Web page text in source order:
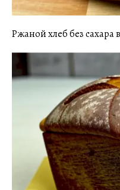
Ржаной хлеб без сахара